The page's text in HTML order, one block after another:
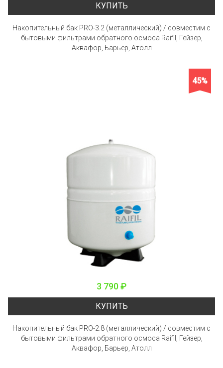
КУПИТЬ
Накопительный бак PRO-3.2 (металлический) / совместим с
бытовыми фильтрами обратного осмоса Raifil, Гейзер,
Аквафор, Барьер, Атолл
45%
3 790 ₽
КУПИТЬ
Накопительный бак PRO-2.8 (металлический) / совместим с
бытовыми фильтрами обратного осмоса Raifil, Гейзер,
Аквафор, Барьер, Атолл